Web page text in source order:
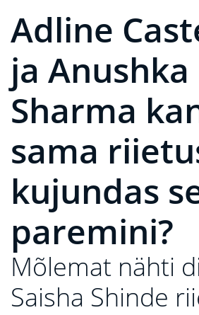
Adline
ja Anushka
Sharma
sama
kujundas
paremini?
Mõlemat nähti
Saisha Shinde